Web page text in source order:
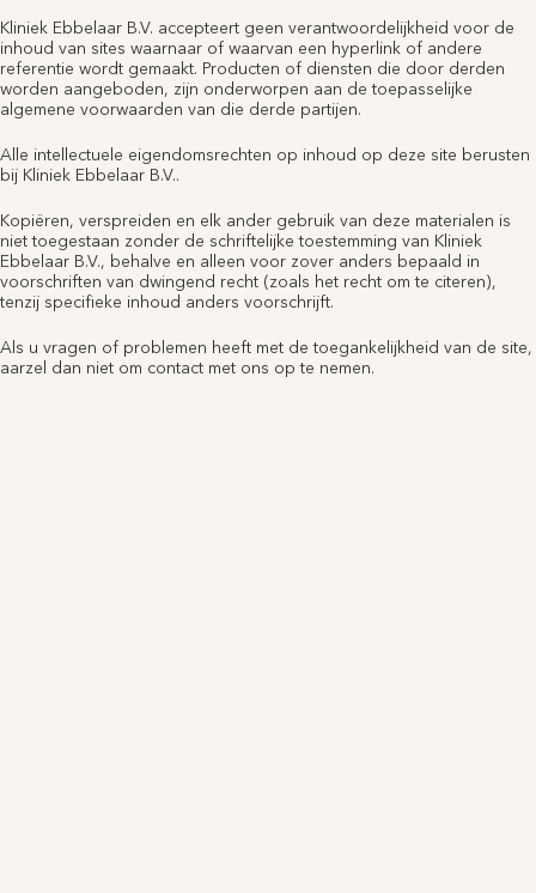
Kliniek Ebbelaar B.V. accepteert geen verantwoordelijkheid voor de
inhoud van sites waarnaar of waarvan een hyperlink of andere
referentie wordt gemaakt. Producten of diensten die door derden
worden aangeboden, zijn onderworpen aan de toepasselijke
algemene voorwaarden van die derde partijen.
Alle intellectuele eigendomsrechten op inhoud op deze site berusten
bij Kliniek Ebbelaar B.V..
Kopiëren, verspreiden en elk ander gebruik van deze materialen is
niet toegestaan zonder de schriftelijke toestemming van Kliniek
Ebbelaar B.V., behalve en alleen voor zover anders bepaald in
voorschriften van dwingend recht (zoals het recht om te citeren),
tenzij specifieke inhoud anders voorschrijft.
Als u vragen of problemen heeft met de toegankelijkheid van de site,
aarzel dan niet om contact met ons op te nemen.